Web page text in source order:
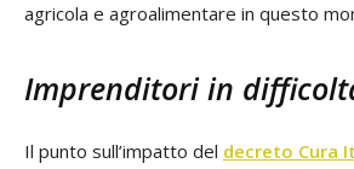
agricola e agroalimentare in questo
Imprenditori in
Il punto sull’impatto del decreto Cura